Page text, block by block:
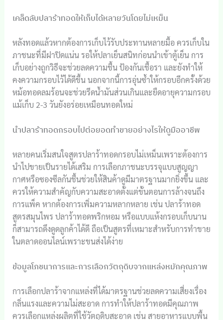
เคล็ดลับปลาร้าทอดให้เก็บได้หลายวันโดยไม่เหม็น
หลังทอดแล้วหากต้องการเก็บไว้รับประทานหลายมื้อ ควรเก็บใน
ภาชนะที่มีฝาปิดแน่น รอให้ปลาเย็นสนิทก่อนนำเข้าตู้เย็น การ
เก็บอย่างถูกวิธีจะช่วยลดความชื้น ป้องกันเชื้อรา และยังทำให้
คงความกรอบไว้ได้ดีขึ้น นอกจากนี้การอุ่นซ้ำให้กรอบอีกครั้งด้วย
หม้อทอดลมร้อนจะช่วยรีดน้ำมันส่วนเกินและยืดอายุความกรอบ
แม้เก็บ 2-3 วันยังอร่อยเหมือนทอดใหม่
นำปลาร้าทอดกรอบไปต่อยอดทำขายอย่างไรให้ดูมืออาชีพ
หลายคนเริ่มสนใจสูตรปลาร้าทอดกรอบไม่เหม็นเพราะต้องการ
นำไปขายเป็นรายได้เสริม การเลือกภาชนะบรรจุแบบสูญญา
กาศหรือซองซีลกันชื้นช่วยให้สินค้าดูมีมาตรฐานมากยิ่งขึ้น และ
ควรให้ความสำคัญกับความสะอาดตั้งแต่ขั้นตอนการล้างจนถึง
การแพ็ค หากต้องการเพิ่มความหลากหลาย เช่น ปลาร้าทอด
สูตรสมุนไพร ปลาร้าทอดพริกหอม หรือแบบแห้งกรอบเก็บนาน
ก็สามารถดึงดูดลูกค้าได้ดี ถือเป็นสูตรที่เหมาะสำหรับการทำขาย
ในตลาดออนไลน์เพราะขนส่งได้ง่าย
ข้อมูลโภชนาการและการเลือกวัตถุดิบจากแหล่งหมักคุณภาพ
การเลือกปลาร้าจากแหล่งที่ได้มาตรฐานช่วยลดความเสี่ยงเรื่อง
กลิ่นแรงและความไม่สะอาด การทำให้ปลาร้าทอดมีคุณภาพ
ควรเลือกแหล่งผลิตที่ใช้วัตถุดิบสะอาด เช่น สายอาหารแบบพื้น